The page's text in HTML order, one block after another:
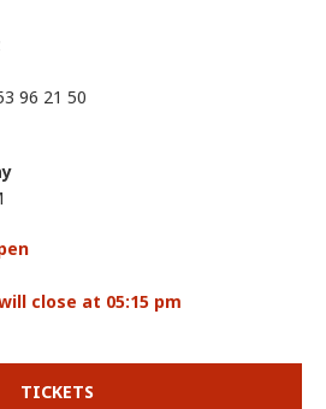
96 21 50
close at 05:15 pm
TICKETS